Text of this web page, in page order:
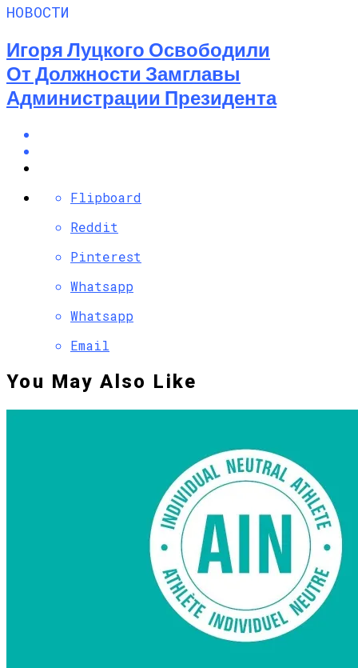
НОВОСТИ
Игоря Луцкого Освободили
От Должности Замглавы
Администрации Президента
Flipboard
Reddit
Pinterest
Whatsapp
Whatsapp
Email
You May Also Like